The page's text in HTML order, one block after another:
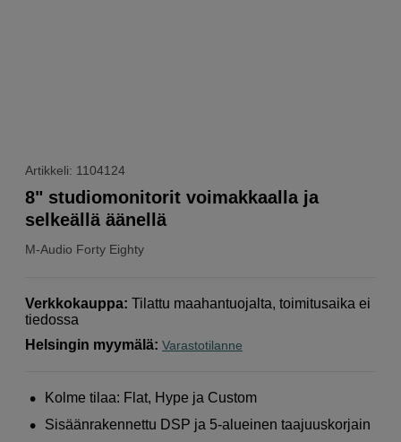
Artikkeli: 1104124
M-Audio Forty Eighty
8" studiomonitorit voimakkaalla ja
selkeällä äänellä
Verkkokauppa: Tilattu maahantuojalta, toimitusaika ei
tiedossa
Helsingin myymälä: Varastotilanne
Kolme tilaa: Flat, Hype ja Custom
Sisäänrakennettu DSP ja 5-alueinen taajuuskorjain